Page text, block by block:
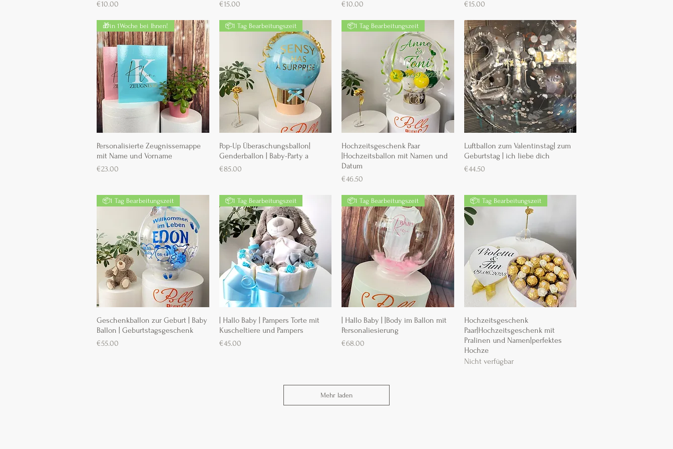
Preis
€10.00
Preis
€15.00
Preis
€10.00
Preis
€15.00
Schnellansicht
🎁in 1Woche bei Ihnen!
Personalisierte Zeugnissemappe
mit Name und Vorname
Preis
€23.00
Schnellansicht
📦1 Tag Bearbeitungszeit
Pop-Up Überaschungsballon|
Genderballon | Baby-Party a
Preis
€85.00
Schnellansicht
📦1 Tag Bearbeitungszeit
Hochzeitsgeschenk Paar
|Hochzeitsballon mit Namen und
Datum
Preis
€46.50
Schnellansicht
Luftballon zum Valentinstag| zum
Geburtstag | ich liebe dich
Preis
€44.50
Schnellansicht
📦1 Tag Bearbeitungszeit
Geschenkballon zur Geburt | Baby
Ballon | Geburtstagsgeschenk
Preis
€55.00
Schnellansicht
📦1 Tag Bearbeitungszeit
| Hallo Baby | Pampers Torte mit
Kuscheltiere und Pampers
Preis
€45.00
Schnellansicht
📦1 Tag Bearbeitungszeit
| Hallo Baby | |Body im Ballon mit
Personaliesierung
Preis
€68.00
Schnellansicht
📦1 Tag Bearbeitungszeit
Hochzeitsgeschenk
Paar|Hochzeitsgeschenk mit
Pralinen und Namen|perfektes
Hochze
Nicht verfügbar
Mehr laden